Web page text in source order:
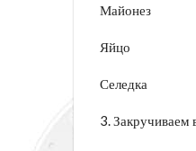
Майонез
Яйцо
Селедка
3. Закручиваем